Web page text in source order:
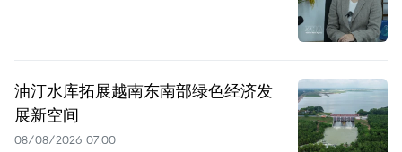
油汀水库拓展越南东南部绿色经济发
展新空间
08/08/2026 07:00